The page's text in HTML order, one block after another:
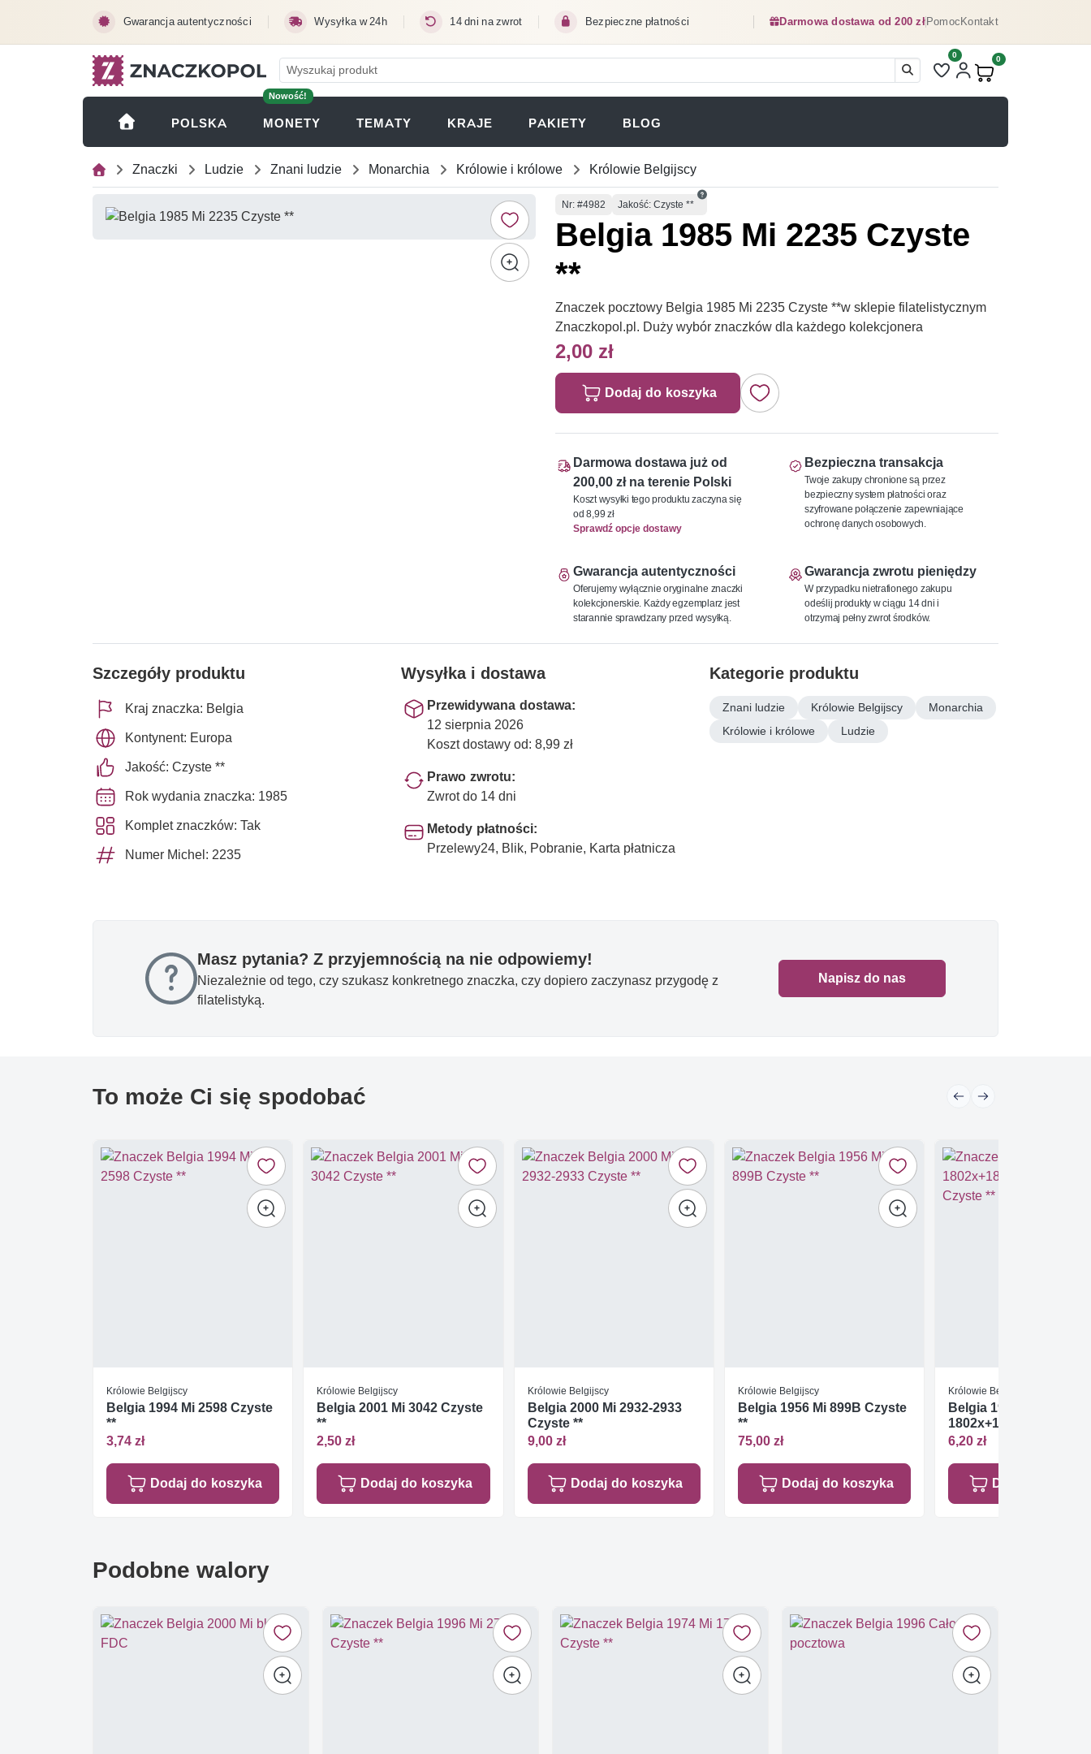
Gwarancja autentyczności Wysyłka w 24h 14 dni na zwrot Bezpieczne płatności Darmowa dostawa od 200 złPomocKontakt
Liczba pozycji na liście
0
Produkty w koszyku:
0
POLSKA
Nowość!
MONETY (OTWIERA SIĘ W NOWEJ KARCIE)
TEMATY KRAJE PAKIETY BLOG
Znaczki Ludzie Znani ludzie Monarchia Królowie i królowe Królowie Belgijscy
Numer
Nr: #4982 Jakość: Czyste **
Belgia 1985 Mi 2235 Czyste
**
Znaczek pocztowy Belgia 1985 Mi 2235 Czyste **w sklepie filatelistycznym
Znaczkopol.pl. Duży wybór znaczków dla każdego kolekcjonera
2,00 zł
Dodaj do koszyka
Darmowa dostawa już od
200,00 zł na terenie Polski
Koszt wysyłki tego produktu zaczyna się
od 8,99 zł
Sprawdź opcje dostawy
Bezpieczna transakcja
Twoje zakupy chronione są przez
bezpieczny system płatności oraz
szyfrowane połączenie zapewniające
ochronę danych osobowych.
Gwarancja autentyczności
Oferujemy wyłącznie oryginalne znaczki
kolekcjonerskie. Każdy egzemplarz jest
starannie sprawdzany przed wysyłką.
Gwarancja zwrotu pieniędzy
W przypadku nietrafionego zakupu
odeślij produkty w ciągu 14 dni i
otrzymaj pełny zwrot środków.
Szczegóły produktu
Kraj znaczka: Belgia
Kontynent: Europa
Jakość: Czyste **
Rok wydania znaczka: 1985
Komplet znaczków: Tak
Numer Michel: 2235
Wysyłka i dostawa
Przewidywana dostawa:
12 sierpnia 2026
Koszt dostawy od: 8,99 zł
Prawo zwrotu:
Zwrot do 14 dni
Metody płatności:
Przelewy24, Blik, Pobranie, Karta płatnicza
Kategorie produktu
Znani ludzie Królowie Belgijscy
Monarchia
Królowie i królowe
Ludzie
Masz pytania? Z przyjemnością na nie odpowiemy!
Niezależnie od tego, czy szukasz konkretnego znaczka, czy dopiero zaczynasz przygodę z
filatelistyką.
Napisz do nas
To może Ci się spodobać
Królowie Belgijscy
Belgia 1994 Mi 2598 Czyste
**
3,74 zł
Dodaj do koszyka
Królowie Belgijscy
Belgia 2001 Mi 3042 Czyste
**
2,50 zł
Dodaj do koszyka
Królowie Belgijscy
Belgia 2000 Mi 2932-2933
Czyste **
9,00 zł
Dodaj do koszyka
Królowie Belgijscy
Belgia 1956 Mi 899B Czyste
**
75,00 zł
Dodaj do koszyka
Królowie Belgijscy
Belgia 1975 Mi
1802x+1803zy-
1805zy+1806y Czyste
6,20 zł
Dodaj do
Podobne walory